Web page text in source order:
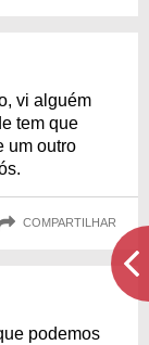
vi alguém
tem que
um outro
COMPARTILHAR
podemos